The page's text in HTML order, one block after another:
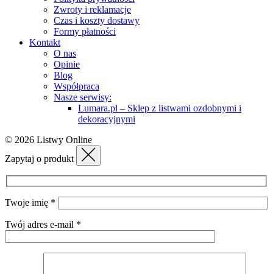
Zwroty i reklamacje
Czas i koszty dostawy
Formy płatności
Kontakt
O nas
Opinie
Blog
Współpraca
Nasze serwisy:
Lumara.pl – Sklep z listwami ozdobnymi i
dekoracyjnymi
© 2026 Listwy Online
Zapytaj o produkt
Twoje imię *
Twój adres e-mail *